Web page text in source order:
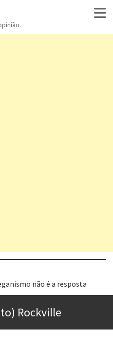
do sucesso
Rockville